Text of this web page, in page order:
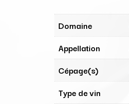
Domaine
Appellation
Cépage(s)
Type de vin